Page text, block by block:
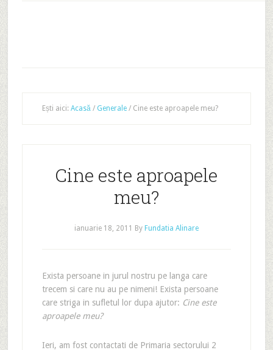
Ești aici: Acasă / Generale /Cine este aproapele meu?
Cine este aproapele
meu?
ianuarie 18, 2011 By Fundatia Alinare
Exista persoane in jurul nostru pe langa care
trecem si care nu au pe nimeni! Exista persoane
care striga in sufletul lor dupa ajutor: Cine este
aproapele meu?
Ieri, am fost contactati de Primaria sectorului 2